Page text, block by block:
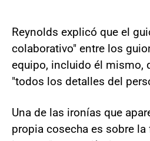
Reynolds explicó que el
colaborativo" entre los
equipo, incluido él mismo,
"todos los detalles del
Una de las ironías que
propia cosecha es sobre la